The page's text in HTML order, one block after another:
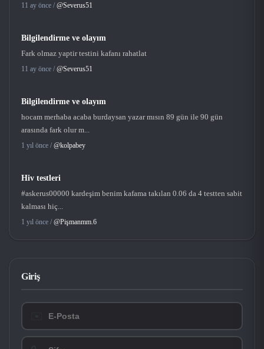
11 ay önce / @Severus51
Bilgilendirme ve olayım
Fark olmaz yaptir testini kafanı rahatlat
11 ay önce / @Severus51
Bilgilendirme ve olayım
hocam merhaba acaba burdaysan yazar mısın 89 gün ile 90 gün
arasında fark olur m...
1 yıl önce / @kolpabey
Hiv testleri
#askerus00000 kardeşim benim kafama takılan 0.06 da 4 testten sabit
kalması hiç...
1 yıl önce / @Pişmanmm.6
Giriş